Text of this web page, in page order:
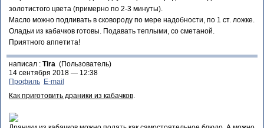
золотистого цвета (примерно по 2-3 минуты).
Масло можно подливать в сковороду по мере надобности, по 1 ст. ложке.
Оладьи из кабачков готовы. Подавать теплыми, со сметаной.
Приятного аппетита!
написал : Tira (Пользователь)
14 сентября 2018 — 12:38
Профиль E-mail
Как приготовить драники из кабачков.